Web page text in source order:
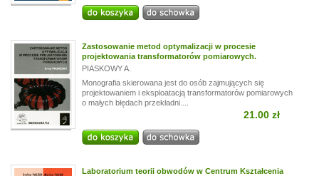
Zastosowanie metod optymalizacji w procesie
projektowania transformatorów pomiarowych.
PIASKOWY A.
Monografia skierowana jest do osób zajmujących się
projektowaniem i eksploatacją transformatorów pomiarowych
o małych błędach przekładni....
21.00 zł
Laboratorium teorii obwodów w Centrum Kształcenia